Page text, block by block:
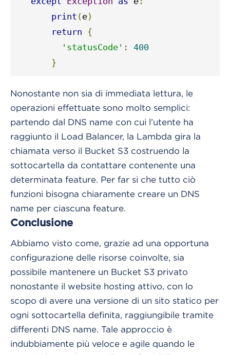
print (e)
return {
'statusCode' :
400
}
Nonostante non sia di immediata lettura, le
operazioni effettuate sono molto semplici:
partendo dal DNS name con cui l’utente ha
raggiunto il Load Balancer, la Lambda gira la
chiamata verso il Bucket S3 costruendo la
sottocartella da contattare contenente una
determinata feature. Per far si che tutto ciò
funzioni bisogna chiaramente creare un DNS
name per ciascuna feature.
Conclusione
Abbiamo visto come, grazie ad una opportuna
configurazione delle risorse coinvolte, sia
possibile mantenere un Bucket S3 privato
nonostante il website hosting attivo, con lo
scopo di avere una versione di un sito statico per
ogni sottocartella definita, raggiungibile tramite
differenti DNS name. Tale approccio è
indubbiamente più veloce e agile quando le